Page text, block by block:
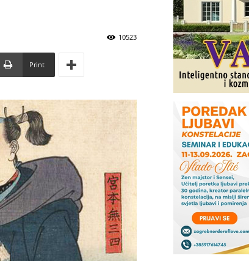
10523
Print